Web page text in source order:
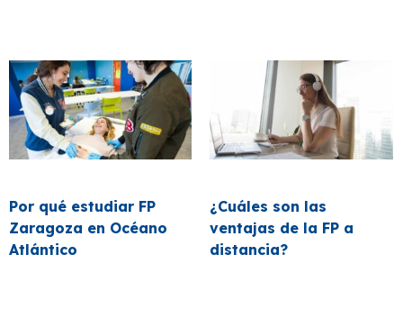
Por qué estudiar FP
Zaragoza en Océano
Atlántico
¿Cuáles son las
ventajas de la FP a
distancia?